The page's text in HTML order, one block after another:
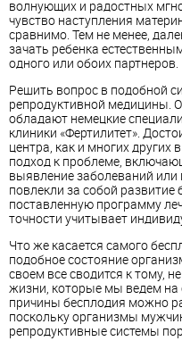
волнующих и радостных
чувство наступления
сравнимо. Тем не менее,
зачать ребенка
одного или обоих партнеров.
Решить вопрос в подобной
репродуктивной медицины.
обладают немецкие
клиники «Фертилитет».
центра, как и многих других
подход к проблеме,
выявление заболеваний или
повлекли за собой
поставленную программу
точности учитывает
Что же касается самого
подобное состояние
своем все сводится к тому,
жизни, которые мы ведем на
причины бесплодия можно
поскольку организмы
репродуктивные системы